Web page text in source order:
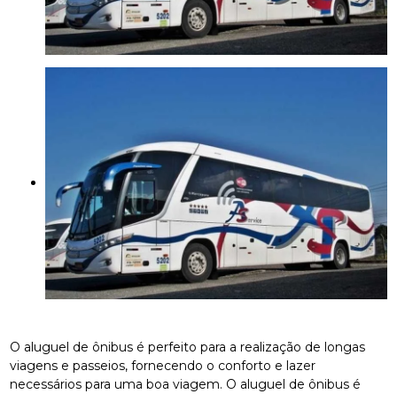
O aluguel de ônibus é perfeito para a realização de longas
viagens e passeios, fornecendo o conforto e lazer
necessários para uma boa viagem. O aluguel de ônibus é